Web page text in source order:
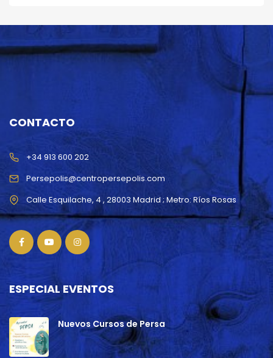
CONTACTO
Persepolis@centropersepolis.com
+34 913 600 202
ESPECIAL EVENTOS
Nuevos Cursos de Persa